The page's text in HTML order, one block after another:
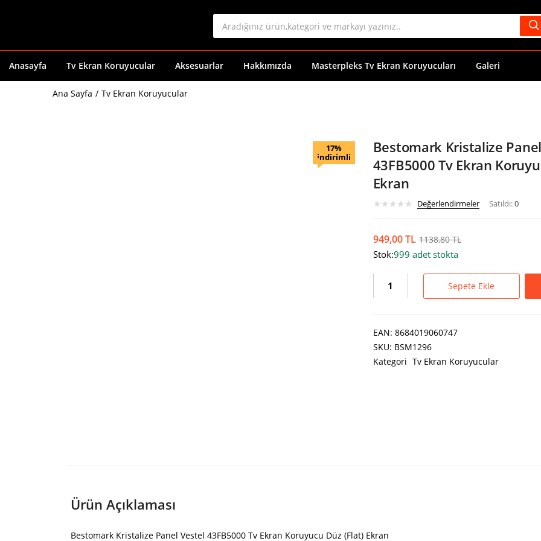
Anasayfa Tv Ekran Koruyucular Aksesuarlar Hakkımızda Masterpleks Tv Ekran Koruyucuları Galeri
Ana Sayfa Tv Ekran Koruyucular
17%
indirimli
Bestomark Kristalize
43FB5000 Tv Ekran
Ekran
Değerlendirmeler Satıldı:0
949,00TL 1138,80TL
Stok:999 adet stokta
Sepete Ekle
EAN: 8684019060747
SKU: BSM1296
Kategori Tv Ekran Koruyucular
Ürün Açıklaması
Bestomark Kristalize Panel Vestel 43FB5000 Tv Ekran Koruyucu Düz (Flat) Ekran